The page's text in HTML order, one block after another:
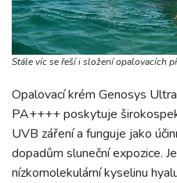
Stále víc se řeší i složení opalovacích
Opalovací krém Genosys
PA++++ poskytuje
UVB záření a funguje jako
dopadům sluneční expozice.
nízkomolekulární kyselinu